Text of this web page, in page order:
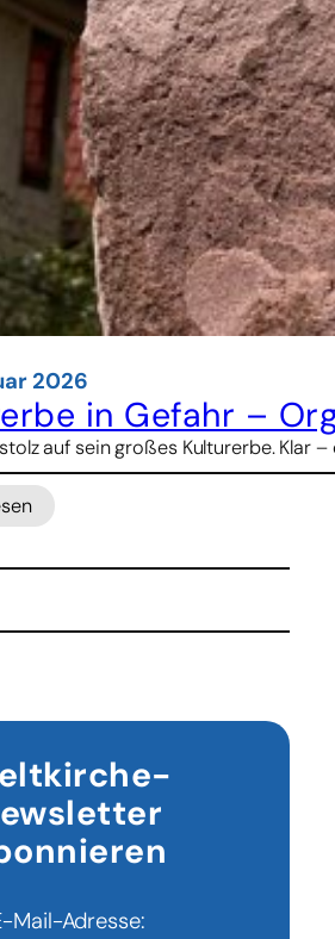
2026
in Gefahr –
auf sein großes Kulturerbe. Klar
Mail-Adresse: